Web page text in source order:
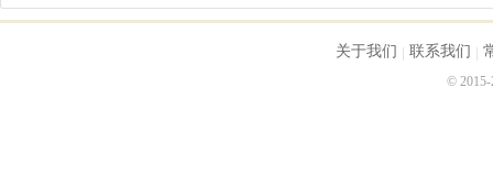
关于我们 联系我们
© 2015-